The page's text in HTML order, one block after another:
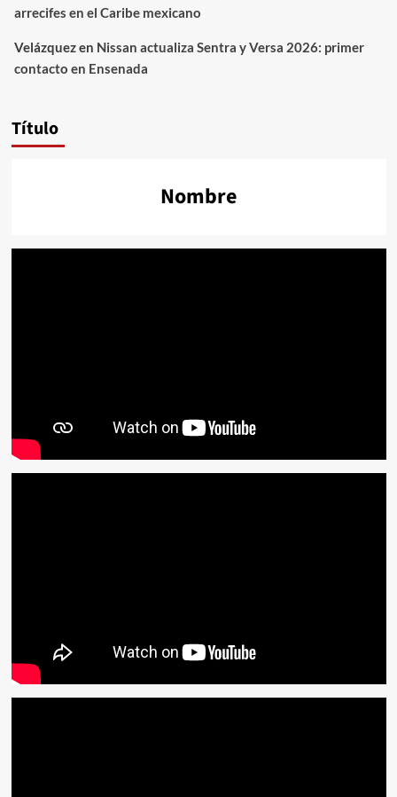
arrecifes en el Caribe mexicano
Velázquezen Nissan actualiza Sentra y Versa 2026: primer
contacto en Ensenada
Título
Nombre